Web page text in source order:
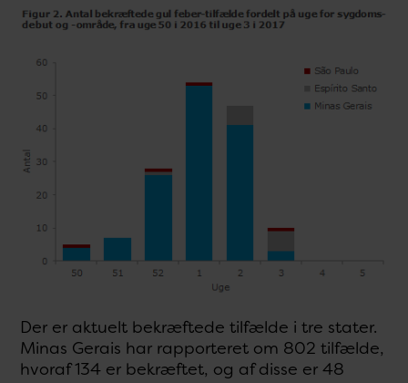
Der er aktuelt bekræftede tilfælde i tre stater.
Minas Gerais har rapporteret om 802 tilfælde,
hvoraf 134 er bekræftet, og af disse er 48